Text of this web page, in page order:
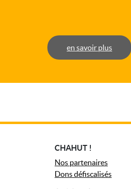
en savoir plus
CHAHUT !
Nos partenaires
Dons défiscalisés